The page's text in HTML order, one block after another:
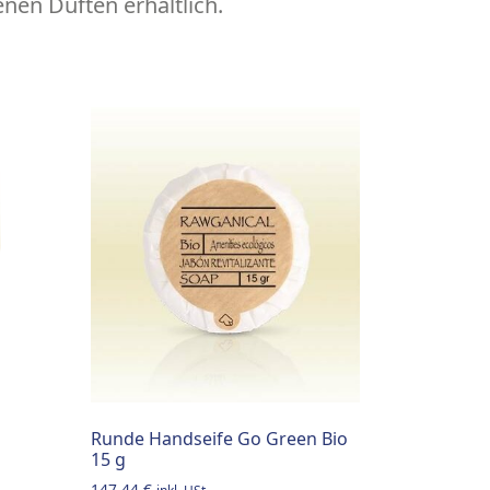
Runde Handseife Go Green Bio
15 g